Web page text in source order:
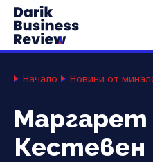
Начало Новини от
Маргарет
Кестевен